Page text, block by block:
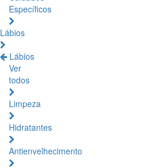
Específicos
Lábios
Lábios
Ver
todos
Limpeza
Hidratantes
Antienvelhecimento